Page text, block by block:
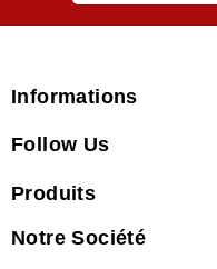
Informations
Follow Us
Produits
Notre Société